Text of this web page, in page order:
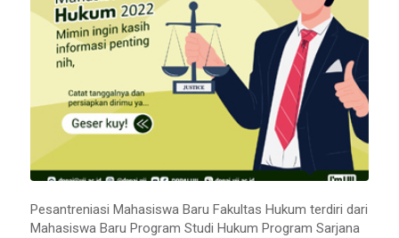
Pesantreniasi Mahasiswa Baru Fakultas Hukum terdiri dari
Mahasiswa Baru Program Studi Hukum Program Sarjana